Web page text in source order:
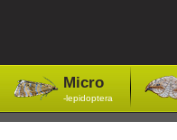
Micro
-lepidoptera